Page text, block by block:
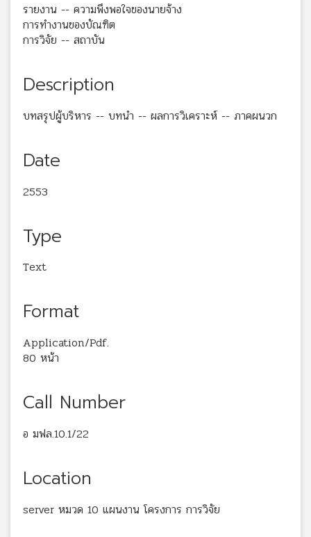
รายงาน -- ความพึงพอใจของนายจ้าง
การทำงานของบัณฑิต
การวิจัย -- สถาบัน
Description
บทสรุปผู้บริหาร -- บทนำ -- ผลการวิเคราะห์ -- ภาคผนวก
Date
2553
Type
Text
Format
Application/Pdf.
80 หน้า
Call Number
อ มฟล.10.1/22
Location
server หมวด 10 แผนงาน โครงการ การวิจัย